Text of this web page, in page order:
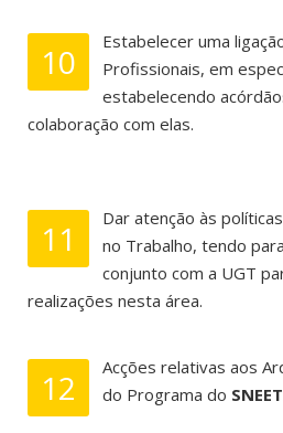
10
Estabelecer uma
Profissionais, em
estabelecendo
colaboração com elas.
11
Dar atenção às
no Trabalho, tendo
conjunto com a UGT
realizações nesta área.
12
Acções relativas aos
do Programa do SNEET